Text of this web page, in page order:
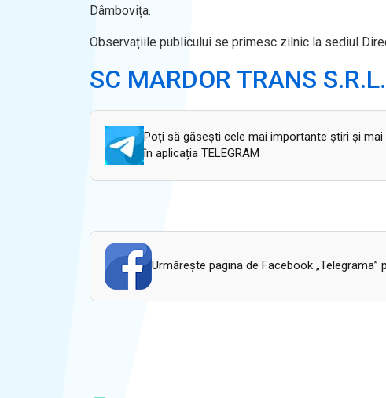
Dâmbovița.
Observațiile publicului se primesc zilnic la sediul
SC MARDOR TRANS
Poți să găsești cele mai importante știri și
în aplicația TELEGRAM
Urmăreşte pagina de Facebook